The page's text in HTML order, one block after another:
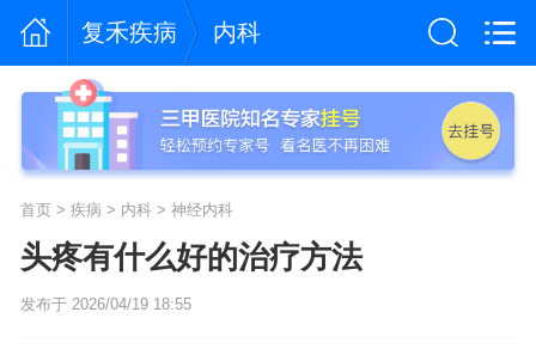
复禾疾病 内科
首页> 疾病 > 内科> 神经内科
头疼有什么好的治疗方法
发布于 2026/04/19 18:55